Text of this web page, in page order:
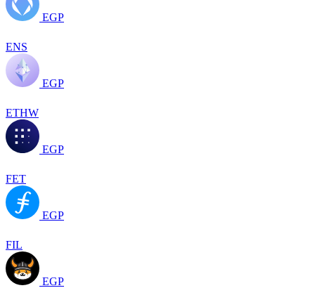
EGP
ENS
EGP
ETHW
EGP
FET
EGP
FIL
EGP